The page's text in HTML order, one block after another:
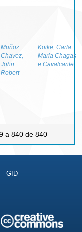
Muñoz
Chavez,
John
Robert
Koike, Carla
Maria Chagas
e Cavalcante
a 840 de 840
- GID